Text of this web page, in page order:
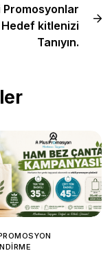
Promosyonlar
kitlenizi
Tanıyın.